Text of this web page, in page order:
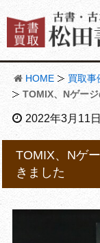
HOME
買取事
TOMIX、Nゲー
2022年3月11日
TOMIX、Nゲ
きました